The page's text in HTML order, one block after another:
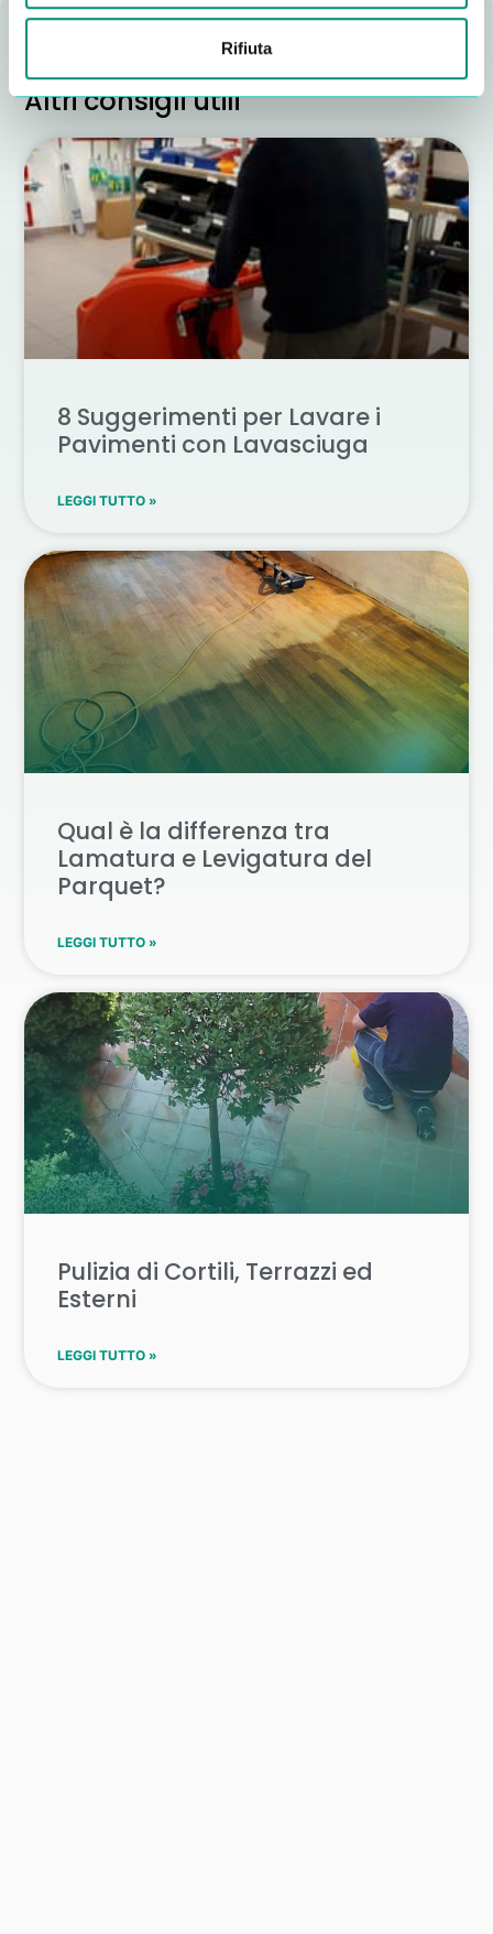
Rifiuta
Altri consigli utili
8 Suggerimenti per Lavare i
Pavimenti con Lavasciuga
LEGGI TUTTO »
Qual è la differenza tra
Lamatura e Levigatura del
Parquet?
LEGGI TUTTO »
Pulizia di Cortili, Terrazzi ed
Esterni
LEGGI TUTTO »